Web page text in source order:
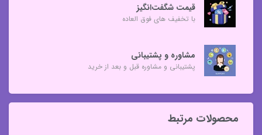
قیمت شگفت‌انگیز
با تخفیف های فوق العاده
مشاوره و پشتیبانی
پشتیبانی و مشاوره قبل و بعد از خرید
محصولات مرتبط